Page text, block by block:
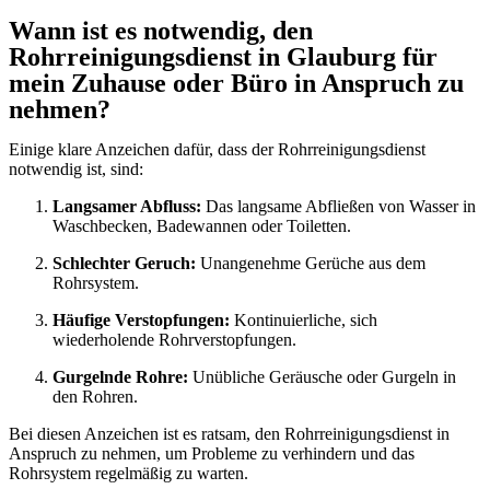
Wann ist es notwendig, den
Rohrreinigungsdienst in Glauburg für
mein Zuhause oder Büro in Anspruch zu
nehmen?
Einige klare Anzeichen dafür, dass der Rohrreinigungsdienst
notwendig ist, sind:
Langsamer Abfluss: Das langsame Abfließen von Wasser in
Waschbecken, Badewannen oder Toiletten.
Schlechter Geruch: Unangenehme Gerüche aus dem
Rohrsystem.
Häufige Verstopfungen: Kontinuierliche, sich
wiederholende Rohrverstopfungen.
Gurgelnde Rohre: Unübliche Geräusche oder Gurgeln in
den Rohren.
Bei diesen Anzeichen ist es ratsam, den Rohrreinigungsdienst in
Anspruch zu nehmen, um Probleme zu verhindern und das
Rohrsystem regelmäßig zu warten.